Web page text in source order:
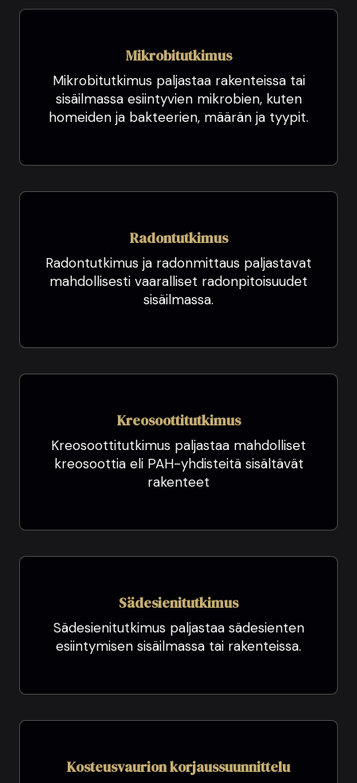
Mikrobitutkimus
Mikrobitutkimus paljastaa rakenteissa tai
sisäilmassa esiintyvien mikrobien, kuten
homeiden ja bakteerien, määrän ja tyypit.
Radontutkimus
Radontutkimus ja radonmittaus paljastavat
mahdollisesti vaaralliset radonpitoisuudet
sisäilmassa.
Kreosoottitutkimus
Kreosoottitutkimus paljastaa mahdolliset
kreosoottia eli PAH-yhdisteitä sisältävät
rakenteet
Sädesienitutkimus
Sädesienitutkimus paljastaa sädesienten
esiintymisen sisäilmassa tai rakenteissa.
Kosteusvaurion korjaussuunnittelu